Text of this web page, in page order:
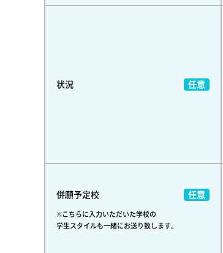
状況
併願予定校
※こちらに入力いただいた学校の
学生スタイルも一緒にお送り致します。